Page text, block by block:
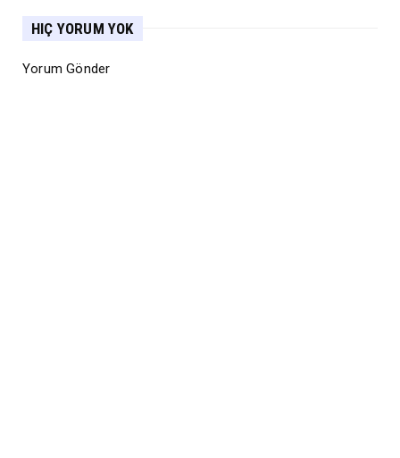
HIÇ YORUM YOK
Yorum Gönder